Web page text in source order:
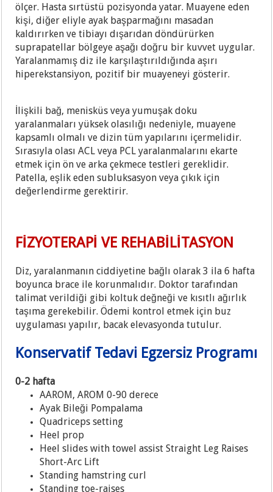
ölçer. Hasta sırtüstü pozisyonda yatar. Muayene eden
kişi, diğer eliyle ayak başparmağını masadan
kaldırırken ve tibiayı dışarıdan döndürürken
suprapatellar bölgeye aşağı doğru bir kuvvet uygular.
Yaralanmamış diz ile karşılaştırıldığında aşırı
hiperekstansiyon, pozitif bir muayeneyi gösterir.
İlişkili bağ, menisküs veya yumuşak doku
yaralanmaları yüksek olasılığı nedeniyle, muayene
kapsamlı olmalı ve dizin tüm yapılarını içermelidir.
Sırasıyla olası ACL veya PCL yaralanmalarını ekarte
etmek için ön ve arka çekmece testleri gereklidir.
Patella, eşlik eden subluksasyon veya çıkık için
değerlendirme gerektirir.
FİZYOTERAPİ VE REHABİLİTASYON
Diz, yaralanmanın ciddiyetine bağlı olarak 3 ila 6 hafta
boyunca brace ile korunmalıdır. Doktor tarafından
talimat verildiği gibi koltuk değneği ve kısıtlı ağırlık
taşıma gerekebilir. Ödemi kontrol etmek için buz
uygulaması yapılır, bacak elevasyonda tutulur.
Konservatif Tedavi Egzersiz Programı
0-2 hafta
AAROM, AROM 0-90 derece
Ayak Bileği Pompalama
Quadriceps setting
Heel prop
Heel slides with towel assist Straight Leg Raises
Short-Arc Lift
Standing hamstring curl
Standing toe-raises